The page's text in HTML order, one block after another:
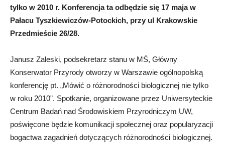
tylko w 2010 r. Konferencja ta odbędzie się 17 maja w
Pałacu Tyszkiewiczów-Potockich, przy ul Krakowskie
Przedmieście 26/28.
Janusz Zaleski, podsekretarz stanu w MŚ, Główny
Konserwator Przyrody otworzy w Warszawie ogólnopolską
konferencję pt. „Mówić o różnorodności biologicznej nie tylko
w roku 2010”. Spotkanie, organizowane przez Uniwersyteckie
Centrum Badań nad Środowiskiem Przyrodniczym UW,
poświęcone będzie komunikacji społecznej oraz popularyzacji
bogactwa zagadnień dotyczących różnorodności biologicznej.